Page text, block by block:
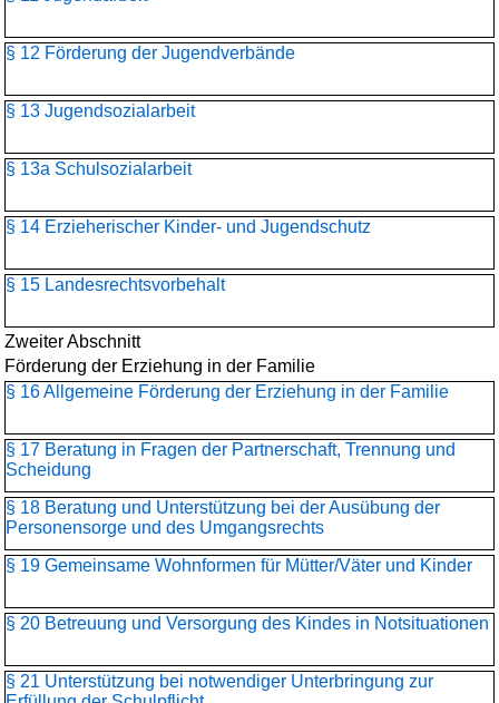
§ 12 Förderung der Jugendverbände
§ 13 Jugendsozialarbeit
§ 13a Schulsozialarbeit
§ 14 Erzieherischer Kinder- und Jugendschutz
§ 15 Landesrechtsvorbehalt
Zweiter Abschnitt
Förderung der Erziehung in der Familie
§ 16 Allgemeine Förderung der Erziehung in der Familie
§ 17 Beratung in Fragen der Partnerschaft, Trennung und
Scheidung
§ 18 Beratung und Unterstützung bei der Ausübung der
Personensorge und des Umgangsrechts
§ 19 Gemeinsame Wohnformen für Mütter/Väter und Kinder
§ 20 Betreuung und Versorgung des Kindes in Notsituationen
§ 21 Unterstützung bei notwendiger Unterbringung zur